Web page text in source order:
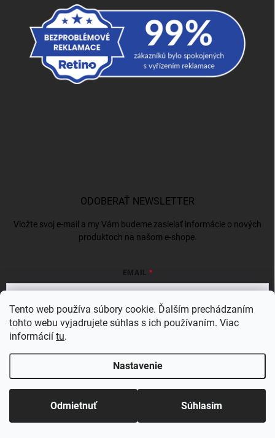
Tento web používa súbory cookie. Ďalším prechádzaním
tohto webu vyjadrujete súhlas s ich používaním. Viac
informácií tu.
Nastavenie
Odmietnuť Súhlasím
ODOBERAŤ NEWSLETTER
Vložte svoj e-mail a my Vám budeme zasielať informácie o nových
produktoch na našom e-shope.
EMAIL
Vložením e-mailu súhlasíte s
Prihlásiť sa
Vytvoril Shoptet
Copyright 2026 . Všetky práva vyhradené.